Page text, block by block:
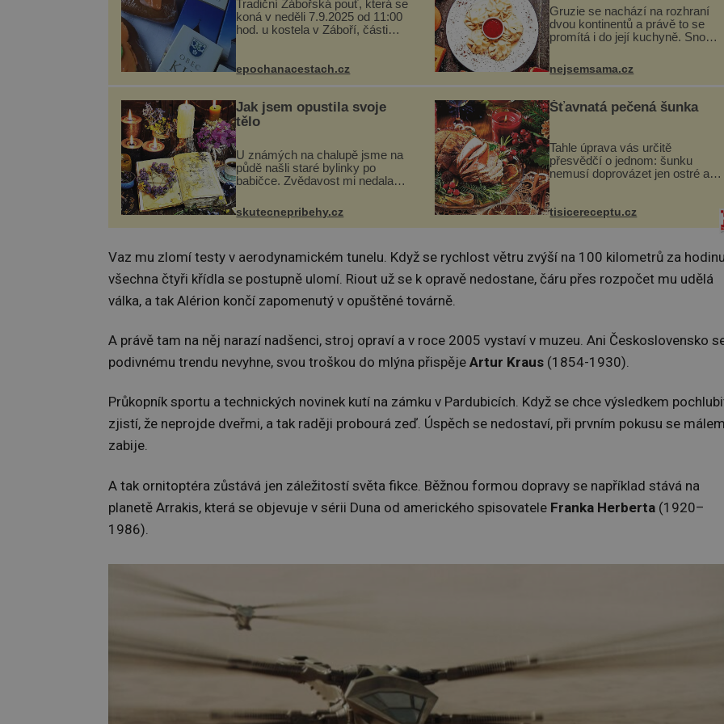
Tradiční Zábořská pouť, která se
koná v neděli 7.9.2025 od 11:00
hod. u kostela v Záboří, části
prohlídku kostela, dobovou
epochanacestach.cz
Gruzie se nachází na rozhraní
dvou kontinentů a právě to se
promítá i do její kuchyně. Snoubí
a díky tomu vznikají rozmanité a
chuťově bohaté pokrmy, které
rozhodně st...
nejsemsama.cz
Jak jsem opustila svoje
tělo
U známých na chalupě jsme na
půdě našli staré bylinky po
babičce. Zvědavost mi nedala a
lektvar… Zimní pobyt na
chalupě se pro mě vlastní vinou
změnil v děsivý zážitek, na kt...
skutecnepribehy.cz
Šťavnatá pečená šunka
Tahle úprava vás určitě
přesvědčí o jednom: šunku
nemusí doprovázet jen ostré a
Ingredience sádlo 3 kg šunky
vcelku 3 stroužky česneku hl...
tisicereceptu.cz
Vaz mu zlomí testy v aerodynamickém tunelu. Když se rychlost větru zvýší na 100 kilometrů za
všechna čtyři křídla se postupně ulomí. Riout už se k opravě nedostane, čáru přes rozpočet mu udělá
válka, a tak Alérion končí zapomenutý v opuštěné továrně.
A právě tam na něj narazí nadšenci, stroj opraví a v roce 2005 vystaví v muzeu. Ani Československo
podivnému trendu nevyhne, svou troškou do mlýna přispěje Artur Kraus (1854-1930).
Průkopník sportu a technických novinek kutí na zámku v Pardubicích. Když se chce výsledkem
zjistí, že neprojde dveřmi, a tak raději probourá zeď. Úspěch se nedostaví, při prvním pokusu se
zabije.
A tak ornitoptéra zůstává jen záležitostí světa fikce. Běžnou formou dopravy se například stává na
planetě Arrakis, která se objevuje v sérii Duna od amerického spisovatele Franka Herberta (1920–
1986).